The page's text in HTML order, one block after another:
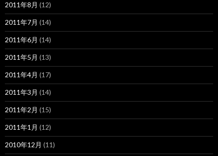
2011年8月 (12)
2011年7月 (14)
2011年6月 (14)
2011年5月 (13)
2011年4月 (17)
2011年3月 (14)
2011年2月 (15)
2011年1月 (12)
2010年12月 (11)